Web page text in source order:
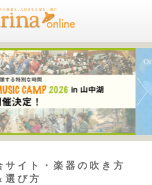
サイト・楽器の吹き方
選び方